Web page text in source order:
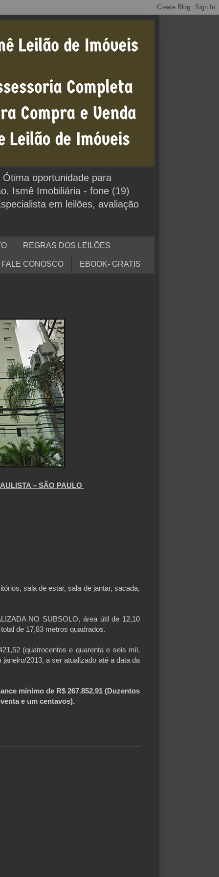
oportunidade para
Ismê Imobiliária - fone (19)
em leilões, avaliação
REGRAS DOS LEILÕES
FALE CONOSCO EBOOK- GRATIS
– SÃO PAULO
sala de estar, sala de jantar, sacada,
NO SUBSOLO, área útil de 12,10
de 17,83 metros quadrados.
(quatrocentos e quarenta e seis mil,
2013, a ser atualizado até a data da
mínimo de R$ 267.852,91 (Duzentos
e um centavos).